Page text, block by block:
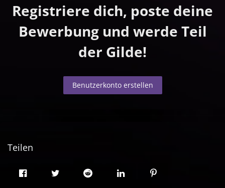
Registriere dich, poste deine
Bewerbung und werde Teil
der Gilde!
Benutzerkonto erstellen
Teilen